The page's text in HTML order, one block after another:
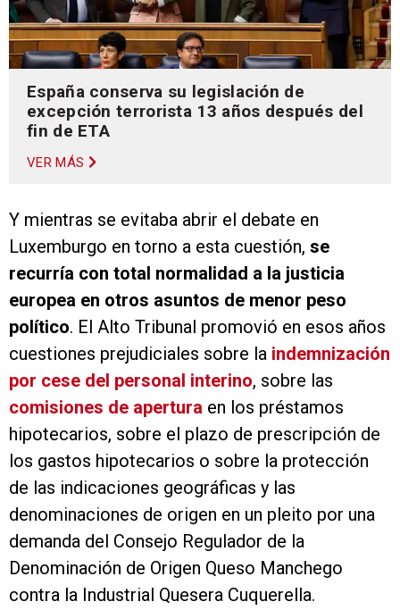
España conserva su legislación de
excepción terrorista 13 años después del
fin de ETA
VER MÁS
Y mientras se evitaba abrir el debate en
Luxemburgo en torno a esta cuestión, se
recurría con total normalidad a la justicia
europea en otros asuntos de menor peso
político. El Alto Tribunal promovió en esos años
cuestiones prejudiciales sobre la indemnización
por cese del personal interino, sobre las
comisiones de apertura en los préstamos
hipotecarios, sobre el plazo de prescripción de
los gastos hipotecarios o sobre la protección
de las indicaciones geográficas y las
denominaciones de origen en un pleito por una
demanda del Consejo Regulador de la
Denominación de Origen Queso Manchego
contra la Industrial Quesera Cuquerella.